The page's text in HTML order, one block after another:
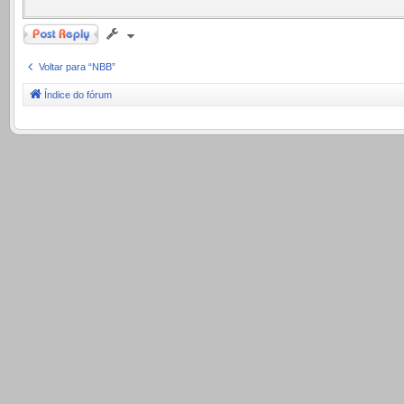
Responder
Voltar para “NBB”
Índice do fórum
.